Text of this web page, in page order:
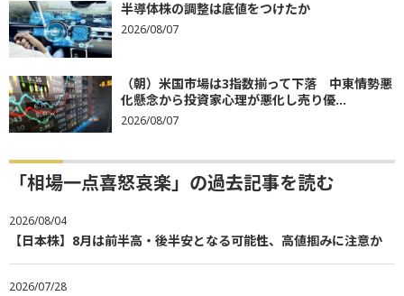
半導体株の調整は底値をつけたか
2026/08/07
（朝）米国市場は3指数揃って下落 中東情勢悪
化懸念から投資家心理が悪化し売り優...
2026/08/07
「相場一点喜怒哀楽」の過去記事を読む
2026/08/04
【日本株】8月は前半高・後半安となる可能性、高値掴みに注意か
2026/07/28